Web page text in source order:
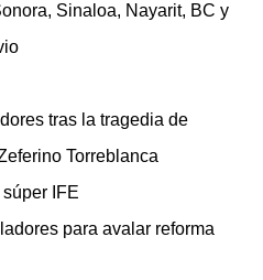
Sinaloa, Nayarit, BC y
tras la tragedia de
Torreblanca
IFE
para avalar reforma